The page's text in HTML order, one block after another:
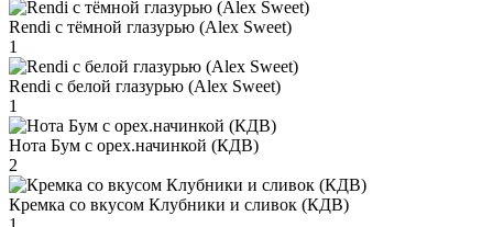
Rendi с тёмной глазурью (Alex Sweet)
1
Rendi с белой глазурью (Alex Sweet)
1
Нота Бум с орех.начинкой (КДВ)
2
Кремка со вкусом Клубники и сливок (КДВ)